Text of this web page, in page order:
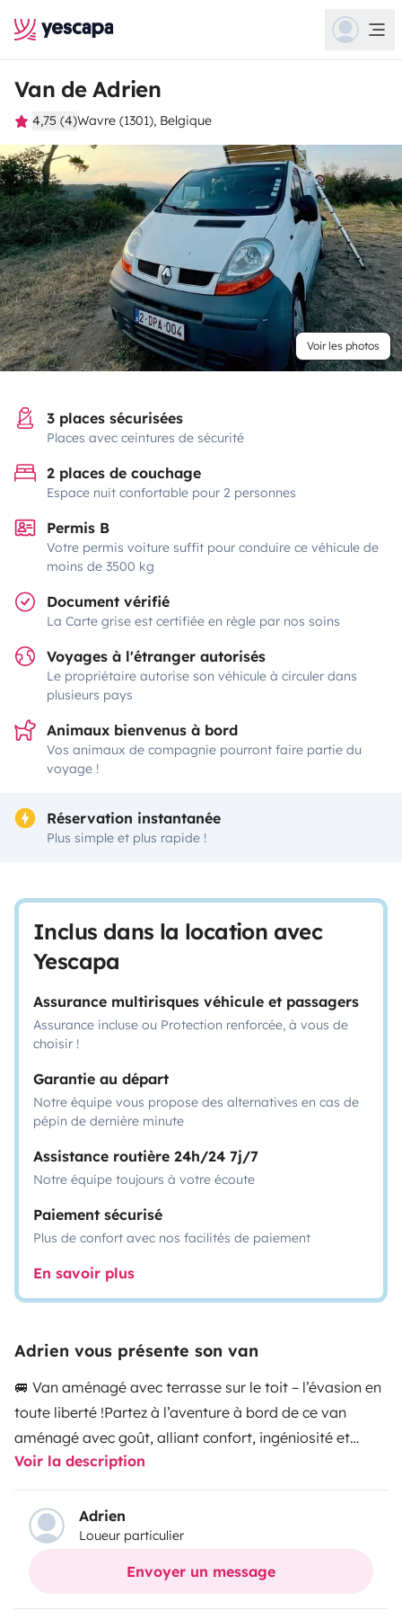
Van de Adrien
4,75 (4)Wavre (1301), Belgique
Voir les photos
3 places sécurisées
Places avec ceintures de sécurité
2 places de couchage
Espace nuit confortable pour 2 personnes
Permis B
Votre permis voiture suffit pour conduire ce véhicule de
moins de 3500 kg
Document vérifié
La Carte grise est certifiée en règle par nos soins
Voyages à l'étranger autorisés
Le propriétaire autorise son véhicule à circuler dans
plusieurs pays
Animaux bienvenus à bord
Vos animaux de compagnie pourront faire partie du
voyage !
Réservation instantanée
Plus simple et plus rapide !
Inclus dans la location avec
Yescapa
Assurance multirisques véhicule et passagers
Assurance incluse ou Protection renforcée, à vous de
choisir !
Garantie au départ
Notre équipe vous propose des alternatives en cas de
pépin de dernière minute
Assistance routière 24h/24 7j/7
Notre équipe toujours à votre écoute
Paiement sécurisé
Plus de confort avec nos facilités de paiement
En savoir plus
Adrien vous présente son van
🚐 Van aménagé avec terrasse sur le toit – l’évasion en
toute liberté !Partez à l’aventure à bord de ce van
aménagé avec goût, alliant confort, ingéniosité et
liberté totale ! Compact (moins de 2m de hauteur –
passe partout, même dans les parkings souterrains !),
il n’en reste pas moins ultra complet et prêt pour
l’évasion.
🌙Le confort avant tout :
spacieux (1m60 x 1m90) avec literie
Voir la description
Adrien
Loueur particulier
Envoyer un message